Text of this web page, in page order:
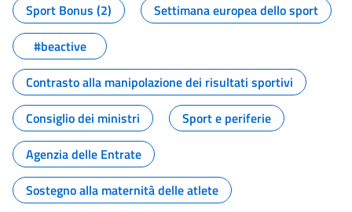
Sport Bonus (2)
Settimana europea dello sport
#beactive
Contrasto alla manipolazione dei risultati sportivi
Consiglio dei ministri
Sport e periferie
Agenzia delle Entrate
Sostegno alla maternità delle atlete